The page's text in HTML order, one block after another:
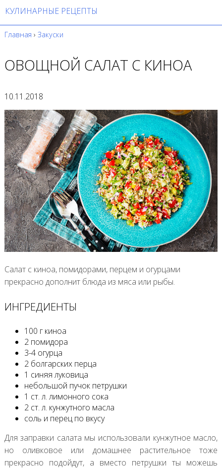
КУЛИНАРНЫЕ РЕЦЕПТЫ
Главная › Закуски
ОВОЩНОЙ САЛАТ С КИНОА
10.11.2018
Салат с киноа, помидорами, перцем и огурцами
прекрасно дополнит блюда из мяса или рыбы.
ИНГРЕДИЕНТЫ
100 г киноа
2 помидора
3-4 огурца
2 болгарских перца
1 синяя луковица
небольшой пучок петрушки
1 ст. л. лимонного сока
2 ст. л. кунжутного масла
соль и перец по вкусу
Для заправки салата мы использовали кунжутное масло,
но оливковое или домашнее растительное тоже
прекрасно подойдут, а вместо петрушки ты можешь